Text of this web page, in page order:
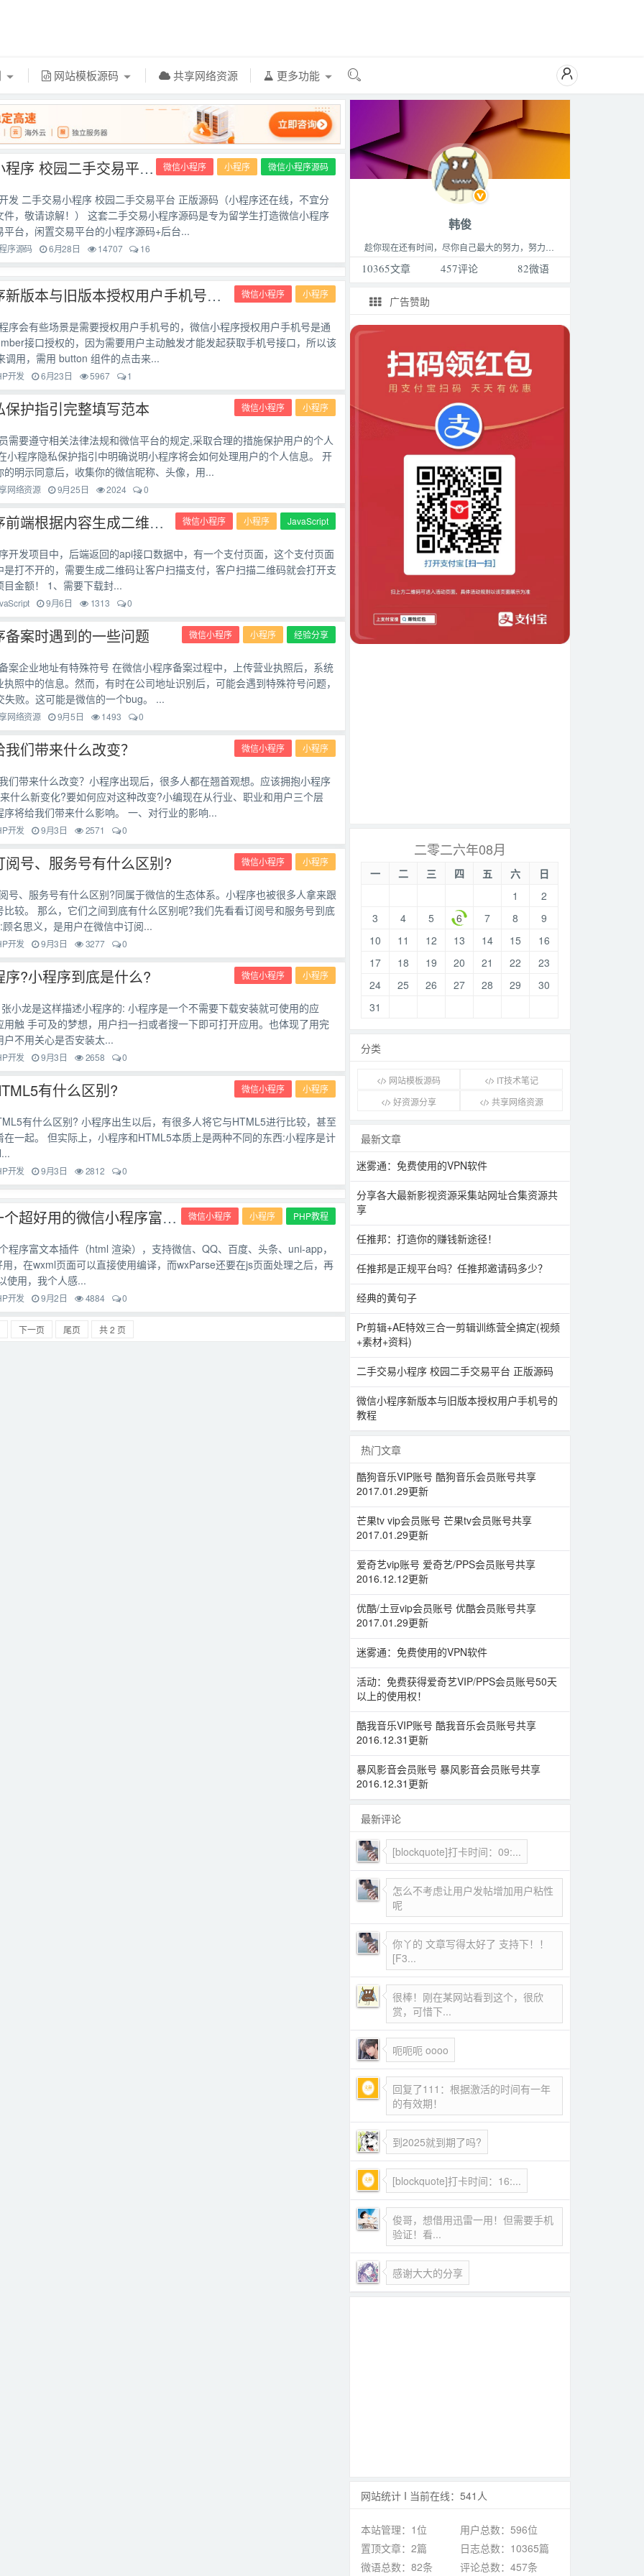
网站模板源码 共享网络资源 更多功能  
微信小程序 小程序 微信小程序源码
二手交易小程序 校园二手交易平台 正版源码
发 二手交易小程序 校园二手交易平台 正版源码（小程序还在线，不宜分
件，敬请谅解！） 这套二手交易小程序源码是专为留学生打造微信小程序
平台，闲置交易平台的小程序源码+后台...
序源码 6月28日 14707 16
微信小程序 小程序
微信小程序新版本与旧版本授权用户手机号的教程
序会有些场景是需要授权用户手机号的，微信小程序授权用户手机号是通
接口授权的，因为需要用户主动触发才能发起获取手机号接口，所以该
调用，需用 button 组件的点击来...
开发 6月23日 5967 1
微信小程序 小程序
保护指引完整填写范本
需要遵守相关法律法规和微信平台的规定,采取合理的措施保护用户的个人
小程序隐私保护指引中明确说明小程序将会如何处理用户的个人信息。 开
的明示同意后，收集你的微信昵称、头像，用...
网络资源 9月25日 2024 0
微信小程序 小程序 JavaScript
微信小程序前端根据内容生成二维码Qrcode
开发项目中，后端返回的api接口数据中，有一个支付页面，这个支付页面
是打不开的，需要生成二维码让客户扫描支付，客户扫描二维码就会打开支
目金额！ 1、需要下载封...
9月6日 1313 0
微信小程序 小程序 经验分享
备案时遇到的一些问题
案企业地址有特殊符号 在微信小程序备案过程中，上传营业执照后，系统
照中的信息。然而，有时在公司地址识别后，可能会遇到特殊符号问题，
失败。这可能是微信的一个bug。 ...
网络资源 9月5日 1493 0
微信小程序 小程序
们带来什么改变？
们带来什么改变？小程序出现后，很多人都在翘首观想。应该拥抱小程序
什么新变化?要如何应对这种改变?小编现在从行业、职业和用户三个层
序将给我们带来什么影响。 一、对行业的影响...
开发 9月3日 2571 0
微信小程序 小程序
阅号、服务号有什么区别?
号、服务号有什么区别?同属于微信的生态体系。小程序也被很多人拿来跟
比较。 那么，它们之间到底有什么区别呢?我们先看看订阅号和服务号到底
名思义，是用户在微信中订阅...
开发 9月3日 3277 0
微信小程序 小程序
序?小程序到底是什么?
小龙是这样描述小程序的: 小程序是一个不需要下载安装就可使用的应
用触 手可及的梦想，用户扫一扫或者搜一下即可打开应用。也体现了用完
户不用关心是否安装太...
开发 9月3日 2658 0
微信小程序 小程序
有什么区别?
有什么区别? 小程序出生以后，有很多人将它与HTML5进行比较，甚至
在一起。 但实际上，小程序和HTML5本质上是两种不同的东西:小程序是计
开发 9月3日 2812 0
微信小程序 小程序 PHP教程
Parser是一个超好用的微信小程序富文本展示控件
程序富文本插件（html 渲染），支持微信、QQ、百度、头条、uni-app，
，在wxml页面可以直接使用编译，而wxParse还要在js页面处理之后，再
使用，我个人感...
开发 9月2日 4884 0
下一页 尾页 共 2 页
韩俊
趁你现在还有时间，尽你自己最大的努力，努力做成你最想做的那件事，成为你最想成为的那种人，过着你最想过的那种生活。这个世界永远比你想的要更精彩，不要败给生活。
10365文章 457评论 82微语
广告赞助
二零二六年08月
一 二 三 四 五 六
日
1
2
3
4 5 6 7 8
9
10
11 12 13 14 15
16
17
18 19 20 21 22
23
24
25 26 27 28 29
30
31
分类
网站模板源码
IT技术笔记
好资源分享
共享网络资源
最新文章
迷雾通：免费使用的VPN软件
分享各大最新影视资源采集站网址合集资源共
享
任推邦：打造你的赚钱新途径！
任推邦是正规平台吗？任推邦邀请码多少？
经典的黄句子
Pr剪辑+AE特效三合一剪辑训练营全搞定(视频
+素材+资料)
二手交易小程序 校园二手交易平台 正版源码
微信小程序新版本与旧版本授权用户手机号的
教程
热门文章
酷狗音乐VIP账号 酷狗音乐会员账号共享
2017.01.29更新
芒果tv vip会员账号 芒果tv会员账号共享
2017.01.29更新
爱奇艺vip账号 爱奇艺/PPS会员账号共享
2016.12.12更新
优酷/土豆vip会员账号 优酷会员账号共享
2017.01.29更新
迷雾通：免费使用的VPN软件
活动：免费获得爱奇艺VIP/PPS会员账号50天
以上的使用权！
酷我音乐VIP账号 酷我音乐会员账号共享
2016.12.31更新
暴风影音会员账号 暴风影音会员账号共享
2016.12.31更新
最新评论
[blockquote]打卡时间：09:...
怎么不考虑让用户发帖增加用户粘性
呢
你丫的 文章写得太好了 支持下！！
[F3...
很棒！刚在某网站看到这个，很欣
赏，可惜下...
呃呃呃 oooo
回复了111：根据激活的时间有一年
的有效期！
到2025就到期了吗?
[blockquote]打卡时间：16:...
俊哥，想借用迅雷一用！但需要手机
验证！看...
感谢大大的分享
网站统计 I 当前在线：541人
本站管理：1位
用户总数：596位
置顶文章：2篇
日志总数：10365篇
微语总数：82条
评论总数：457条